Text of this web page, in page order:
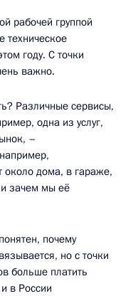
рабочей группой
техническое
году. С точки
важно.
Различные сервисы,
одна из услуг,
–
около дома, в гараже,
и зачем мы её
почему
но с точки
больше платить
в России